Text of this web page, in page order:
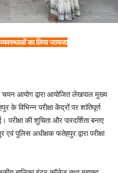
व्यवस्थाओं का लिया जायजा
आयोग द्वारा आयोजित लेखपाल मुख्य
विभिन्न परीक्षा केंद्रों पर शांतिपूर्ण
की शुचिता और पारदर्शिता बनाए
पुलिस अधीक्षक फतेहपुर द्वारा परीक्षा